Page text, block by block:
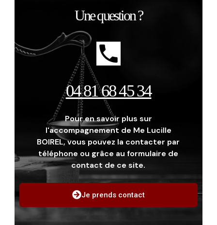
Une question ?
04 81 68 45 34
Pour en savoir plus sur
l'accompagnement de Me Lucille
BOIREL, vous pouvez la contacter par
téléphone ou grâce au formulaire de
contact de ce site.
Je prends contact